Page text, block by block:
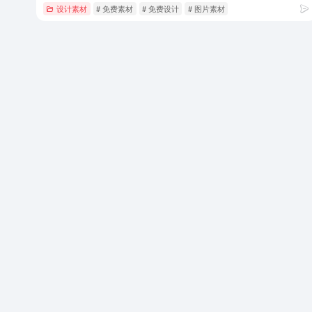
设计素材 # 免费素材 # 免费设计 # 图片素材